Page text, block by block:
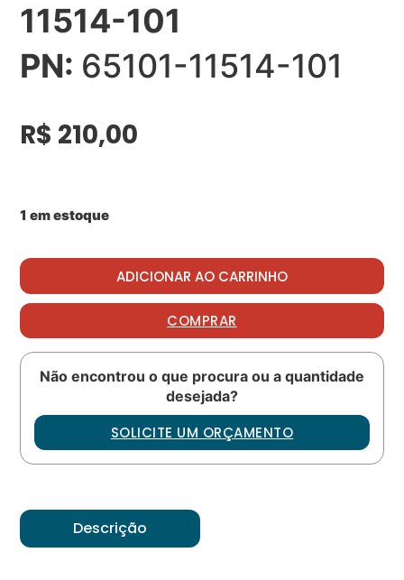
11514-101
PN: 65101-11514-101
R$ 210,00
1 em estoque
Key lock PN: 65101-11514-101 quantidade
ADICIONAR AO CARRINHO
COMPRAR
Não encontrou o que procura ou a quantidade
desejada?
SOLICITE UM ORÇAMENTO
Descrição